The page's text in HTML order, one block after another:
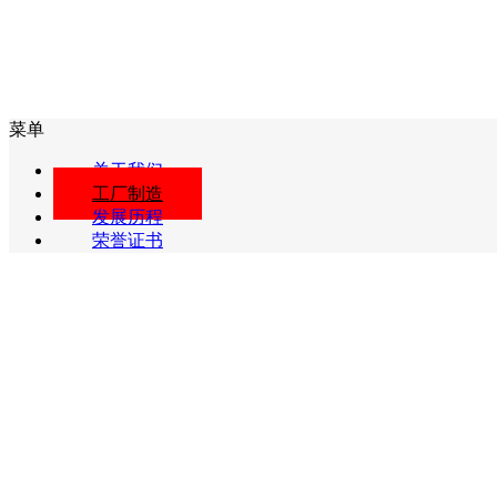
菜单
关于我们
工厂制造
发展历程
荣誉证书